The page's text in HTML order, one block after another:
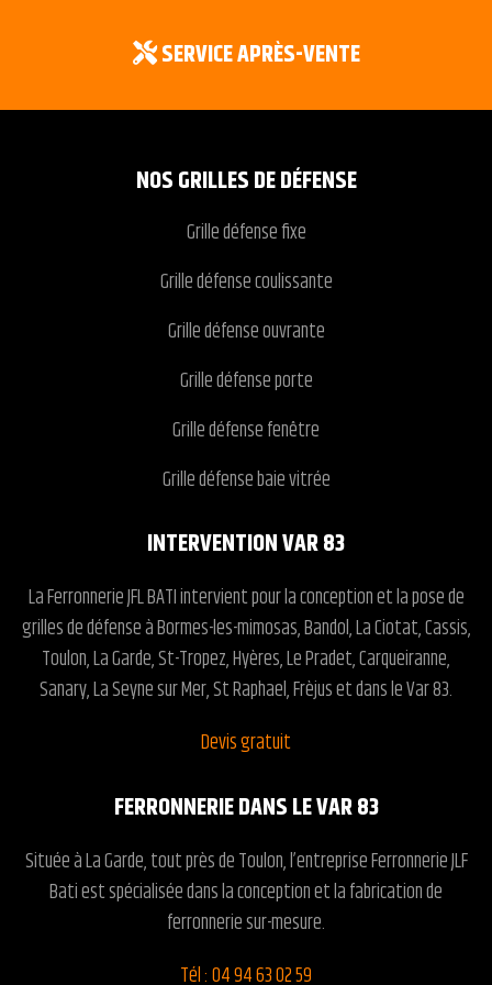
SERVICE APRÈS-VENTE
NOS GRILLES DE DÉFENSE
Grille défense fixe
Grille défense coulissante
Grille défense ouvrante
Grille défense porte
Grille défense fenêtre
Grille défense baie vitrée
INTERVENTION VAR 83
La Ferronnerie JFL BATI intervient pour la conception et la pose de
grilles de défense à Bormes-les-mimosas, Bandol, La Ciotat, Cassis,
Toulon, La Garde, St-Tropez, Hyères, Le Pradet, Carqueiranne,
Sanary, La Seyne sur Mer, St Raphael, Frèjus et dans le Var 83.
Devis gratuit
FERRONNERIE DANS LE VAR 83
Située à La Garde, tout près de Toulon, l’entrepriseFerronnerie JLF
Batiest spécialisée dans la conception et la fabrication de
ferronnerie sur-mesure.
Tél : 04 94 63 02 59